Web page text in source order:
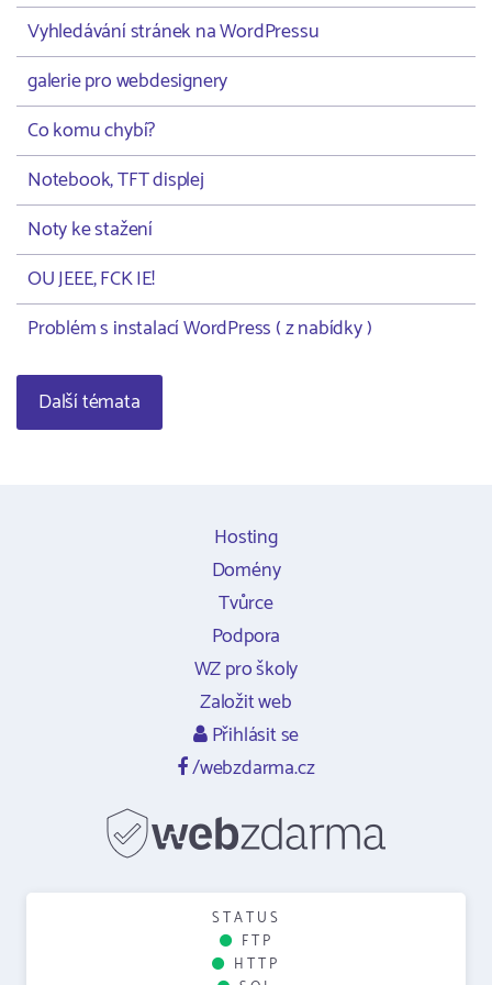
Vyhledávání stránek na WordPressu
galerie pro webdesignery
Co komu chybí?
Notebook, TFT displej
Noty ke stažení
OU JEEE, FCK IE!
Problém s instalací WordPress ( z nabídky )
Další témata
Hosting
Domény
Tvůrce
Podpora
WZ pro školy
Založit web
Přihlásit se
/webzdarma.cz
STATUS
FTP
HTTP